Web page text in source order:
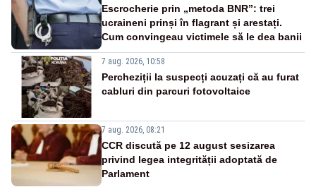
Escrocherie prin „metoda BNR”: trei
ucraineni prinși în flagrant și arestați.
Cum convingeau victimele să le dea banii
7 aug. 2026, 10:58
Percheziții la suspecți acuzați că au furat
cabluri din parcuri fotovoltaice
7 aug. 2026, 08:21
CCR discută pe 12 august sesizarea
privind legea integrității adoptată de
Parlament